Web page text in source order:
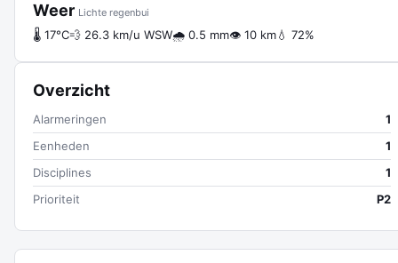
Weer Lichte regenbui
🌡 17°C💨 26.3 km/u WSW🌧 0.5 mm👁 10 km💧 72%
Overzicht
Alarmeringen
1
Eenheden
1
Disciplines
1
Prioriteit
P2